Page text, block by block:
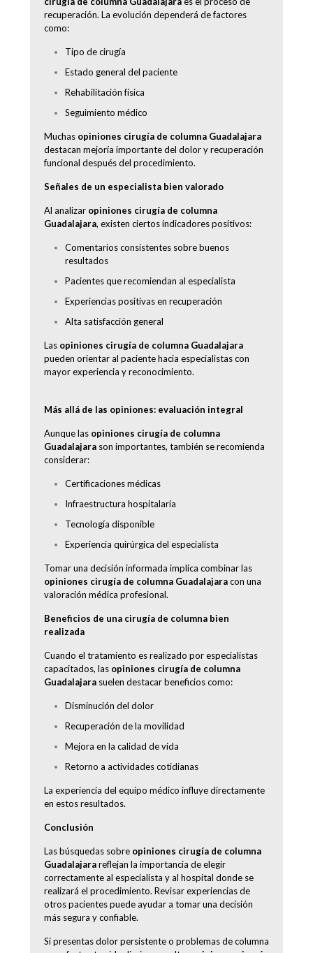
recuperación. La evolución dependerá de factores
como:
Tipo de cirugía
Estado general del paciente
Rehabilitación física
Seguimiento médico
Muchas opiniones cirugía de columna Guadalajara
destacan mejoría importante del dolor y recuperación
funcional después del procedimiento.
Señales de un especialista bien valorado
Al analizar opiniones cirugía de columna
Guadalajara, existen ciertos indicadores positivos:
Comentarios consistentes sobre buenos
resultados
Pacientes que recomiendan al especialista
Experiencias positivas en recuperación
Alta satisfacción general
Las opiniones cirugía de columna Guadalajara
pueden orientar al paciente hacia especialistas con
mayor experiencia y reconocimiento.
Más allá de las opiniones: evaluación integral
Aunque las opiniones cirugía de columna
Guadalajara son importantes, también se recomienda
considerar:
Certificaciones médicas
Infraestructura hospitalaria
Tecnología disponible
Experiencia quirúrgica del especialista
Tomar una decisión informada implica combinar las
opiniones cirugía de columna Guadalajaracon una
valoración médica profesional.
Beneficios de una cirugía de columna bien
realizada
Cuando el tratamiento es realizado por especialistas
capacitados, las opiniones cirugía de columna
Guadalajara suelen destacar beneficios como:
Disminución del dolor
Recuperación de la movilidad
Mejora en la calidad de vida
Retorno a actividades cotidianas
La experiencia del equipo médico influye directamente
en estos resultados.
Conclusión
Las búsquedas sobre opiniones cirugía de columna
Guadalajarareflejan la importancia de elegir
correctamente al especialista y al hospital donde se
realizará el procedimiento. Revisar experiencias de
otros pacientes puede ayudar a tomar una decisión
más segura y confiable.
Si presentas dolor persistente o problemas de columna